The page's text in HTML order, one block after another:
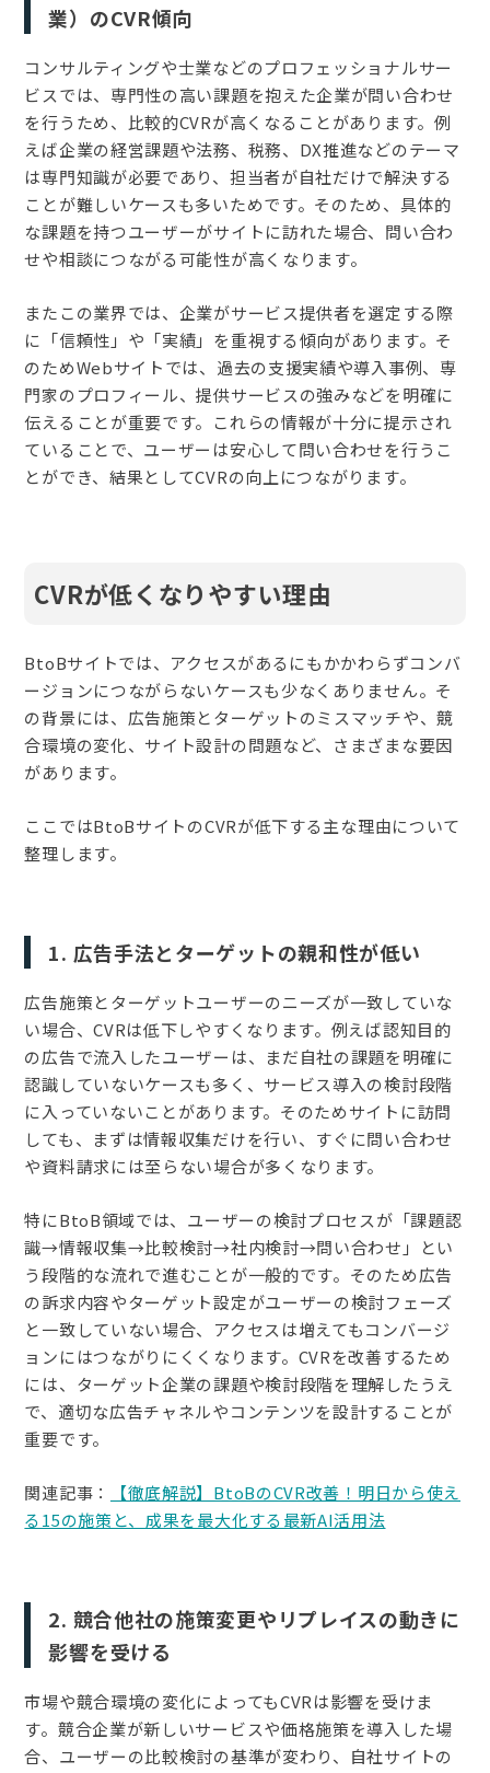
業）のCVR傾向
コンサルティングや士業などのプロフェッショナルサー
ビスでは、専門性の高い課題を抱えた企業が問い合わせ
を行うため、比較的CVRが高くなることがあります。例
えば企業の経営課題や法務、税務、DX推進などのテーマ
は専門知識が必要であり、担当者が自社だけで解決する
ことが難しいケースも多いためです。そのため、具体的
な課題を持つユーザーがサイトに訪れた場合、問い合わ
せや相談につながる可能性が高くなります。
またこの業界では、企業がサービス提供者を選定する際
に「信頼性」や「実績」を重視する傾向があります。そ
のためWebサイトでは、過去の支援実績や導入事例、専
門家のプロフィール、提供サービスの強みなどを明確に
伝えることが重要です。これらの情報が十分に提示され
ていることで、ユーザーは安心して問い合わせを行うこ
とができ、結果としてCVRの向上につながります。
CVRが低くなりやすい理由
BtoBサイトでは、アクセスがあるにもかかわらずコンバ
ージョンにつながらないケースも少なくありません。そ
の背景には、広告施策とターゲットのミスマッチや、競
合環境の変化、サイト設計の問題など、さまざまな要因
があります。
ここではBtoBサイトのCVRが低下する主な理由について
整理します。
1. 広告手法とターゲットの親和性が低い
広告施策とターゲットユーザーのニーズが一致していな
い場合、CVRは低下しやすくなります。例えば認知目的
の広告で流入したユーザーは、まだ自社の課題を明確に
認識していないケースも多く、サービス導入の検討段階
に入っていないことがあります。そのためサイトに訪問
しても、まずは情報収集だけを行い、すぐに問い合わせ
や資料請求には至らない場合が多くなります。
特にBtoB領域では、ユーザーの検討プロセスが「課題認
識→情報収集→比較検討→社内検討→問い合わせ」とい
う段階的な流れで進むことが一般的です。そのため広告
の訴求内容やターゲット設定がユーザーの検討フェーズ
と一致していない場合、アクセスは増えてもコンバージ
ョンにはつながりにくくなります。CVRを改善するため
には、ターゲット企業の課題や検討段階を理解したうえ
で、適切な広告チャネルやコンテンツを設計することが
重要です。
関連記事：
【徹底解説】BtoBのCVR改善！明日から使え
る15の施策と、成果を最大化する最新AI活用法
2. 競合他社の施策変更やリプレイスの動きに
影響を受ける
市場や競合環境の変化によってもCVRは影響を受けま
す。競合企業が新しいサービスや価格施策を導入した場
合、ユーザーの比較検討の基準が変わり、自社サイトの